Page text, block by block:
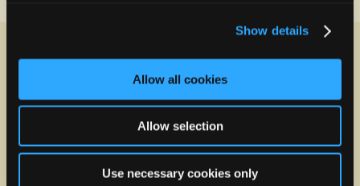
Show details
Allow all cookies
Allow selection
Use necessary cookies only